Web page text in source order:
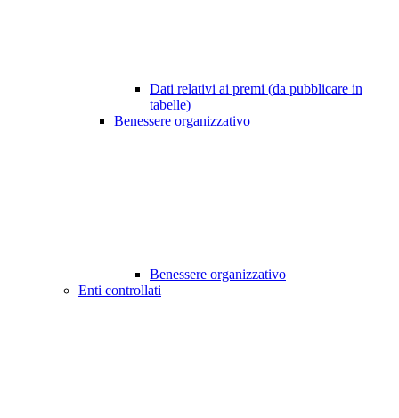
Dati relativi ai premi (da pubblicare in
tabelle)
Benessere organizzativo
Benessere organizzativo
Enti controllati